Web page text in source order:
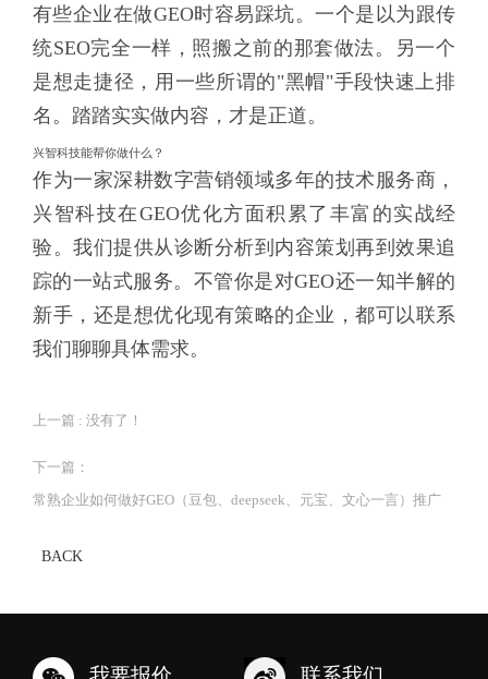
有些企业在做GEO时容易踩坑。一个是以为跟传
统SEO完全一样，照搬之前的那套做法。另一个
是想走捷径，用一些所谓的"黑帽"手段快速上排
名。踏踏实实做内容，才是正道。
兴智科技能帮你做什么？
作为一家深耕数字营销领域多年的技术服务商，
兴智科技在GEO优化方面积累了丰富的实战经
验。我们提供从诊断分析到内容策划再到效果追
踪的一站式服务。不管你是对GEO还一知半解的
新手，还是想优化现有策略的企业，都可以联系
我们聊聊具体需求。
上一篇 : 没有了！
下一篇：
常熟企业如何做好GEO（豆包、deepseek、元宝、文心一言）推广
BACK